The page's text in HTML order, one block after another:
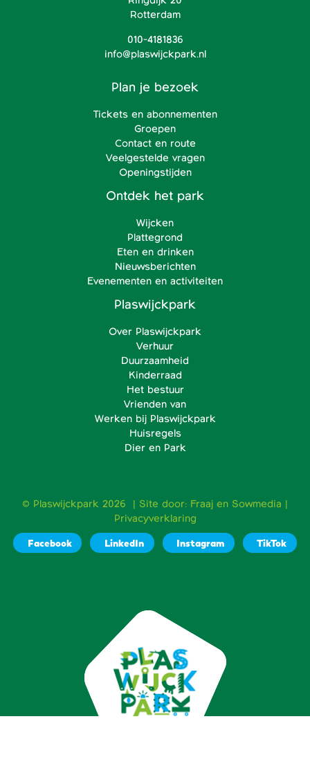
Rotterdam
010-4181836
info@plaswijckpark.nl
Plan je bezoek
Tickets en abonnementen
Groepen
Contact en route
Veelgestelde vragen
Openingstijden
Ontdek het park
Wijcken
Plattegrond
Eten en drinken
Nieuwsberichten
Evenementen en activiteiten
Plaswijckpark
Over Plaswijckpark
Verhuur
Duurzaamheid
Kinderraad
Het bestuur
Vrienden van
Werken bij Plaswijckpark
Huisregels
Dier en Park
© Plaswijckpark 2026 | Site door: Fraaj en Sowmedia |
Privacyverklaring
Facebook
LinkedIn Instagram TikTok